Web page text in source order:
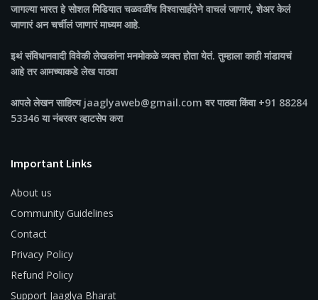
जागल्या भारतहे सोशल मिडियात चळवळींच विश्वासार्हतेने वाचलं जाणारं, शेअर केलं
जाणारं अन चर्चीलं जाणारं माध्यम आहे.
इथं संविधानवादी विवेकी लेखकांना मनमोकळे व्यक्त होता येतं. तुम्हाला काही मांडायचं
आहे तर आमच्याकडे लेख पाठवा
आपले लेखन साहित्य jaaglyaweb@gmail.com वर पाठवा किंवा +91 88284
53346 या नंबरवर व्हाटसेप करा
Important Links
About us
Community Guidelines
Contact
Privacy Policy
Refund Policy
Support Jaaglya Bharat